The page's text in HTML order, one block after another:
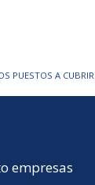
PUESTOS A CUBRIR
empresas